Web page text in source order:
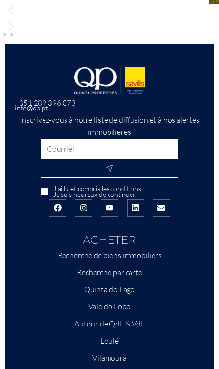
+351 289 396 073
info@qp.pt
Inscrivez-vous à notre liste de diffusion et à nos alertes
immobilières
J'ai lu et compris lesconditions—
Je suis heureux de continuer.
ACHETER
Recherche de biens immobiliers
Recherche par carte
Quinta do Lago
Vale do Lobo
Autour de QdL & VdL
Loulé
Vilamoura